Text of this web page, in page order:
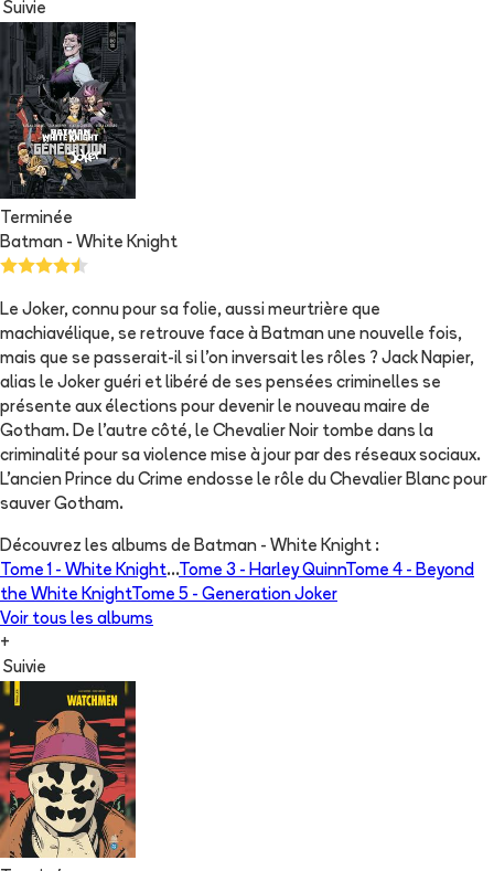
Suivie
Terminée
Batman - White Knight
Le Joker, connu pour sa folie, aussi meurtrière que
machiavélique, se retrouve face à Batman une nouvelle fois,
mais que se passerait-il si l'on inversait les rôles ? Jack Napier,
alias le Joker guéri et libéré de ses pensées criminelles se
présente aux élections pour devenir le nouveau maire de
Gotham. De l'autre côté, le Chevalier Noir tombe dans la
criminalité pour sa violence mise à jour par des réseaux sociaux.
L'ancien Prince du Crime endosse le rôle du Chevalier Blanc pour
sauver Gotham.
Découvrez les albums de Batman - White Knight :
Tome 1 - White Knight...Tome 3 - Harley QuinnTome 4 - Beyond
the White KnightTome 5 - Generation Joker
Voir tous les albums
+
Suivie